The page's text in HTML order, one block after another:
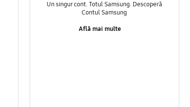
Un singur cont. Totul Samsung. Descoperă
Contul Samsung
Află mai multe